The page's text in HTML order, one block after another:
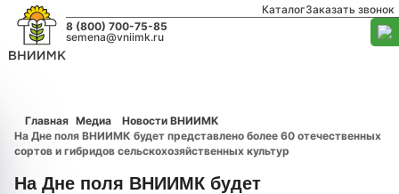
КаталогЗаказать звонок
8 (800) 700-75-85
semena@vniimk.ru
Главная Медиа
Новости ВНИИМК
На Дне поля ВНИИМК будет представлено более 60 отечественных
сортов и гибридов сельскохозяйственных культур
На Дне поля ВНИИМК будет